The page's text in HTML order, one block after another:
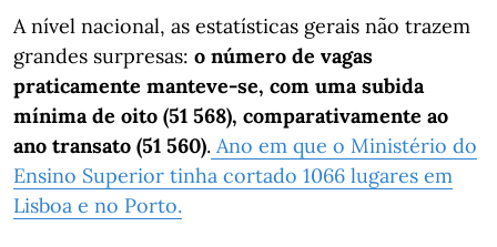
A nível nacional, as estatísticas gerais não trazem
grandes surpresas: o número de vagas
praticamente manteve-se, com uma subida
mínima de oito (51 568), comparativamente ao
ano transato (51 560). Ano em que o Ministério do
Ensino Superior tinha cortado 1066 lugares em
Lisboa e no Porto.